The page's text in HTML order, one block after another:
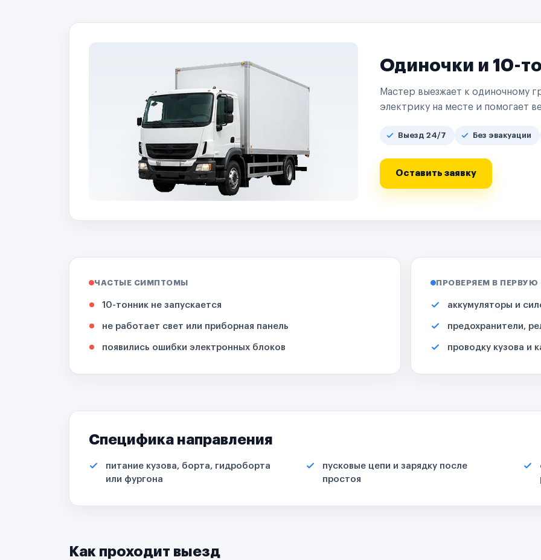
Одиночки и 10-
Мастер выезжает к одиночному
электрику на месте и помогает
Выезд 24/7 Без эвакуации
Оставить заявку
ЧАСТЫЕ СИМПТОМЫ
10-тонник не запускается
не работает свет или приборная панель
появились ошибки электронных блоков
ПРОВЕРЯЕМ В ПЕРВУЮ
аккумуляторы и
предохранители,
проводку кузова и
Специфика направления
питание кузова, борта, гидроборта
или фургона
пусковые цепи и зарядку после
простоя
Как проходит выезд